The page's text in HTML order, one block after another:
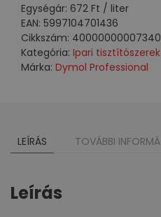
Egységár: 672 Ft / liter
EAN: 5997104701436
Cikkszám: 40000000007340
Kategória: Ipari tisztítószerek
Márka: Dymol Professional
LEÍRÁS TOVÁBBI
Leírás